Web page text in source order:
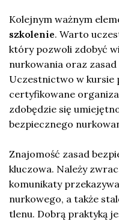
Kolejnym ważnym
szkolenie. Warto
który pozwoli zdobyć
nurkowania oraz
Uczestnictwo w kursie
certyfikowane
zdobędzie się
bezpiecznego
Znajomość zasad
kluczowa. Należy
komunikaty
nurkowego, a także
tlenu. Dobrą praktyką